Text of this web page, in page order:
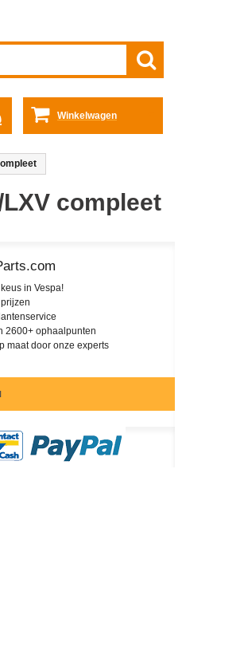
Winkelwagen
compleet
in Vespa!
2600+ ophaalpunten
maat door onze experts